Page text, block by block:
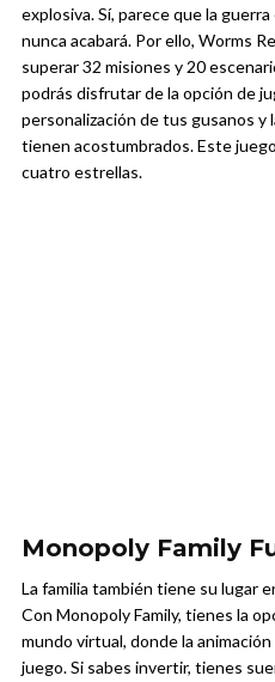
explosiva. Sí, parece que la
nunca acabará. Por ello, Worms
superar 32 misiones y 20
podrás disfrutar de la opción de
personalización de tus gusanos y
tienen acostumbrados. Este
cuatro estrellas.
Monopoly Family
La familia también tiene su lugar
Con Monopoly Family, tienes la
mundo virtual, donde la
juego. Si sabes invertir, tienes